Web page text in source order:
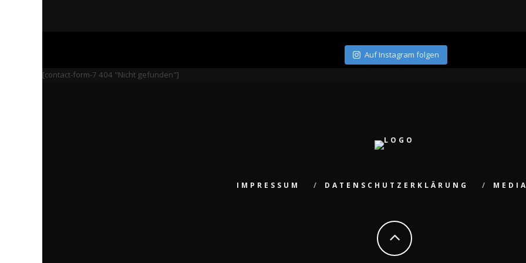
Auf Instagram folgen
[contact-form-7 404 "Nicht gefunden"]
IMPRESSUM DATENSCHUTZERKLÄRUNG